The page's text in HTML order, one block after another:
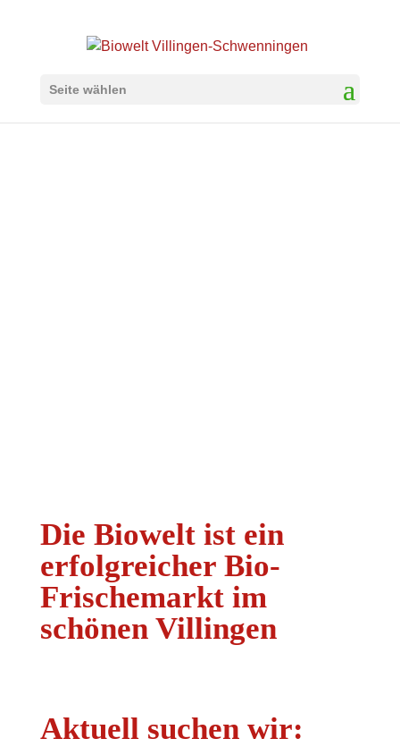
Seite wählen
Die Biowelt ist ein
erfolgreicher Bio-
Frischemarkt im
schönen Villingen
Aktuell suchen wir: